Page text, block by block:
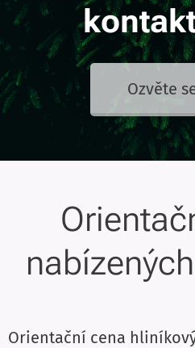
Ozvěte
Orientační cena